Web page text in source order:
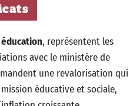
éducation, représentent les
avec le ministère de
une revalorisation qui
éducative et sociale,